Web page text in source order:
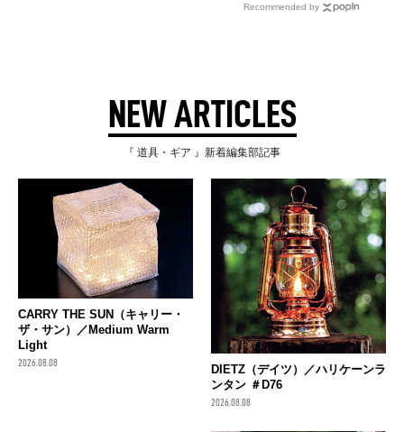
Recommended by
NEW ARTICLES
『 道具・ギア 』新着編集部記事
CARRY THE SUN（キャリー・
ザ・サン）／Medium Warm
Light
2026.08.08
DIETZ（デイツ）／ハリケーンラ
ンタン ＃D76
2026.08.08